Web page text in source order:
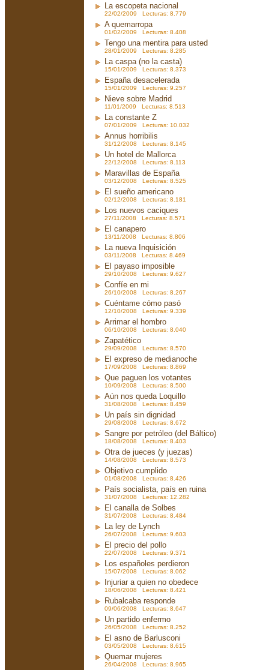
La escopeta nacional
22/02/2009 Lecturas: 8.779
A quemarropa
01/02/2009 Lecturas: 8.408
Tengo una mentira para usted
28/01/2009 Lecturas: 8.285
La caspa (no la casta)
15/01/2009 Lecturas: 8.373
España desacelerada
15/01/2009 Lecturas: 9.257
Nieve sobre Madrid
11/01/2009 Lecturas: 8.513
La constante Z
07/01/2009 Lecturas: 10.032
Annus horribilis
31/12/2008 Lecturas: 8.145
Un hotel de Mallorca
22/12/2008 Lecturas: 8.113
Maravillas de España
03/12/2008 Lecturas: 8.525
El sueño americano
02/12/2008 Lecturas: 8.181
Los nuevos caciques
27/11/2008 Lecturas: 8.571
El canapero
13/11/2008 Lecturas: 8.806
La nueva Inquisición
03/11/2008 Lecturas: 8.469
El payaso imposible
29/10/2008 Lecturas: 9.627
Confíe en mi
26/10/2008 Lecturas: 8.267
Cuéntame cómo pasó
12/10/2008 Lecturas: 9.339
Arrimar el hombro
06/10/2008 Lecturas: 8.040
Zapatético
29/09/2008 Lecturas: 8.570
El expreso de medianoche
17/09/2008 Lecturas: 8.869
Que paguen los votantes
10/09/2008 Lecturas: 8.500
Aún nos queda Loquillo
31/08/2008 Lecturas: 8.459
Un país sin dignidad
29/08/2008 Lecturas: 8.672
Sangre por petróleo (del Báltico)
18/08/2008 Lecturas: 8.403
Otra de jueces (y juezas)
14/08/2008 Lecturas: 8.573
Objetivo cumplido
01/08/2008 Lecturas: 8.426
País socialista, país en ruina
31/07/2008 Lecturas: 12.282
El canalla de Solbes
31/07/2008 Lecturas: 8.484
La ley de Lynch
26/07/2008 Lecturas: 9.603
El precio del pollo
22/07/2008 Lecturas: 9.371
Los españoles perdieron
15/07/2008 Lecturas: 8.062
Injuriar a quien no obedece
18/06/2008 Lecturas: 8.421
Rubalcaba responde
09/06/2008 Lecturas: 8.647
Un partido enfermo
26/05/2008 Lecturas: 8.252
El asno de Barlusconi
03/05/2008 Lecturas: 8.615
Quemar mujeres
26/04/2008 Lecturas: 8.965